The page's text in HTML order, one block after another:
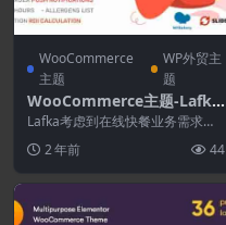
WooCommerce
主题
WP外贸主
题
WooCommerce主题-Lafka
4.5.7–多店汉堡–披萨和食品
配送
Lafka考虑到在线快餐业务需求并
中找不到的行业特...
2 年前 44